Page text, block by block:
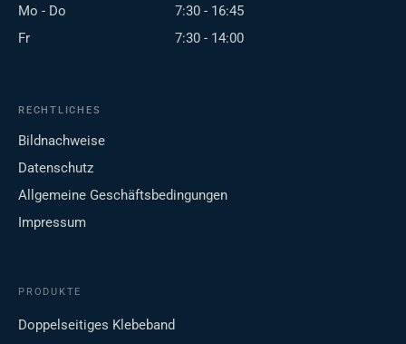
Mo - Do
7:30 - 16:45
Fr
7:30 - 14:00
RECHTLICHES
Bildnachweise
Datenschutz
Allgemeine Geschäftsbedingungen
Impressum
PRODUKTE
Doppelseitiges Klebeband